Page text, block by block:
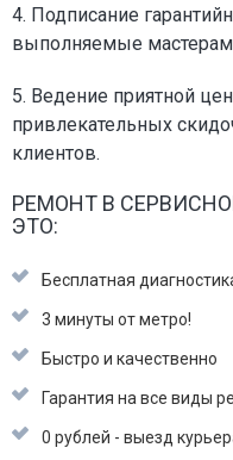
4. Подписание
выполняемые
5. Ведение приятной
привлекательных
клиентов.
РЕМОНТ В
ЭТО:
Бесплатная
3 минуты от метро!
Быстро и качественно
Гарантия на все виды
0 рублей - выезд